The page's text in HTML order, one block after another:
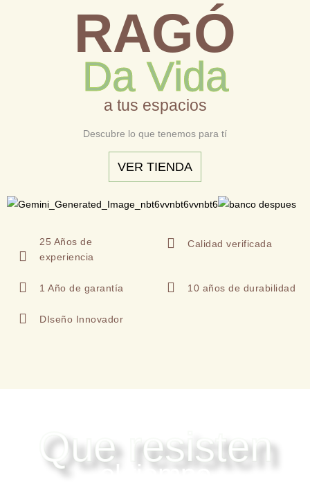
RAGÓ
Da Vida
a tus espacios
Descubre lo que tenemos para tí
VER TIENDA
25 Años de
experiencia
Calidad verificada
1 Año de garantía 10 años de durabilidad
DIseño Innovador
Que resisten
el tiempo